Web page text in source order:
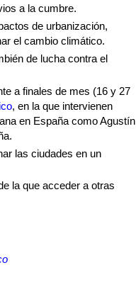
a la cumbre.
de urbanización,
el cambio climático.
de lucha contra el
a finales de mes (16 y 27
, en la que intervienen
en España como Agustín
las ciudades en un
la que acceder a otras